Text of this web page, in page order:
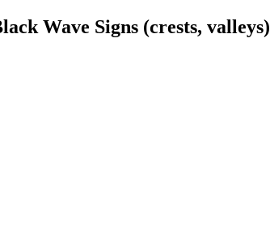
Wave Signs (crests, valleys)